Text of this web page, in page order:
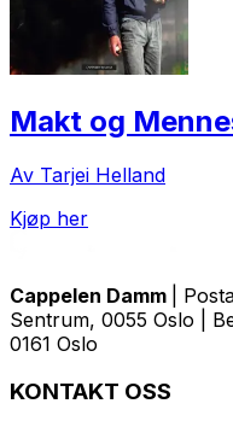
Makt og
Av Tarjei Helland
Kjøp her
Cappelen Damm
|
Sentrum, 0055 Oslo |
0161 Oslo
KONTAKT OSS